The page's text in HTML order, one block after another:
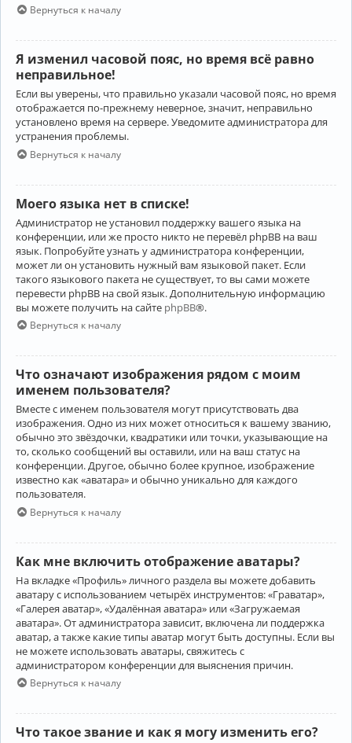
Вернуться к началу
Я изменил часовой пояс, но время всё равно
неправильное!
Если вы уверены, что правильно указали часовой пояс, но время
отображается по-прежнему неверное, значит, неправильно
установлено время на сервере. Уведомите администратора для
устранения проблемы.
Вернуться к началу
Моего языка нет в списке!
Администратор не установил поддержку вашего языка на
конференции, или же просто никто не перевёл phpBB на ваш
язык. Попробуйте узнать у администратора конференции,
может ли он установить нужный вам языковой пакет. Если
такого языкового пакета не существует, то вы сами можете
перевести phpBB на свой язык. Дополнительную информацию
вы можете получить на сайте phpBB®.
Вернуться к началу
Что означают изображения рядом с моим
именем пользователя?
Вместе с именем пользователя могут присутствовать два
изображения. Одно из них может относиться к вашему званию,
обычно это звёздочки, квадратики или точки, указывающие на
то, сколько сообщений вы оставили, или на ваш статус на
конференции. Другое, обычно более крупное, изображение
известно как «аватара» и обычно уникально для каждого
пользователя.
Вернуться к началу
Как мне включить отображение аватары?
На вкладке «Профиль» личного раздела вы можете добавить
аватару с использованием четырёх инструментов: «Граватар»,
«Галерея аватар», «Удалённая аватара» или «Загружаемая
аватара». От администратора зависит, включена ли поддержка
аватар, а также какие типы аватар могут быть доступны. Если вы
не можете использовать аватары, свяжитесь с
администратором конференции для выяснения причин.
Вернуться к началу
Что такое звание и как я могу изменить его?